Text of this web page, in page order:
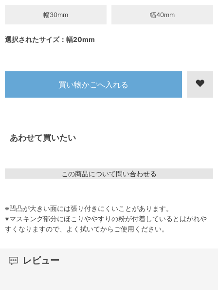
幅30mm 幅40mm
選択されたサイズ：幅20mm
あわせて買いたい
この商品について問い合わせる
※凹凸が大きい面には張り付きにくいことがあります。
※マスキング部分にほこりややすりの粉が付着しているとはがれや
すくなりますので、よく拭いてからご使用ください。
レビュー